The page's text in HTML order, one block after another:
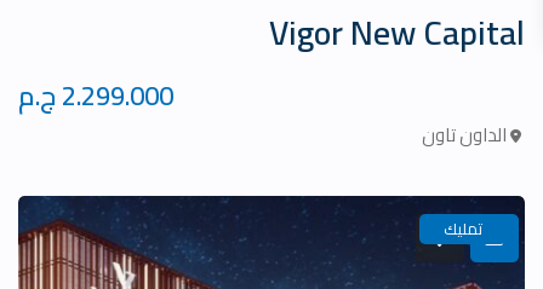
Vigor New Capital
2.299.000 ج.م
الداون تاون
تمليك